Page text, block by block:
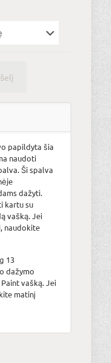
papildyta šia
naudoti
Ši spalva
dažyti.
kartu su
vašką. Jei
naudokite
13
dažymo
vašką. Jei
matinį